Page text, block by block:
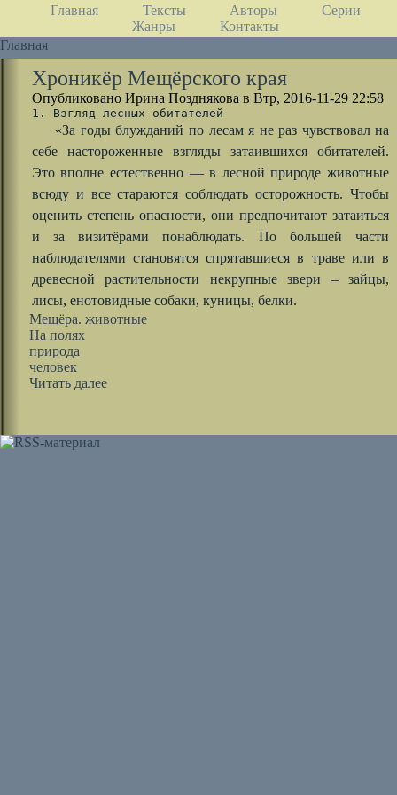
Главная Тексты Авторы
Серии
Жанры
Контакты
Главная
Хроникёр Мещёрского края
Опубликовано Ирина Позднякова в Втр, 2016-11-29 22:58
«За годы блужданий по лесам я не раз чувствовал на
себе настороженные взгляды затаившихся обитателей.
Это вполне естественно — в лесной природе животные
всюду и все стараются соблюдать осторожность. Чтобы
оценить степень опасности, они предпочитают затаиться
и за визитёрами понаблюдать. По большей части
наблюдателями становятся спрятавшиеся в траве или в
древесной растительности некрупные звери – зайцы,
лисы, енотовидные собаки, куницы, белки.
Мещёра. животные
На полях
природа
человек
Читать далее